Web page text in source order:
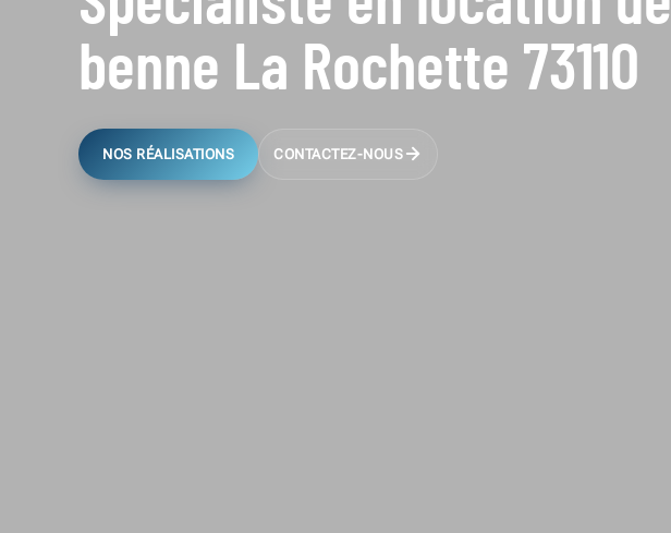
benne La Rochette 73110
NOS RÉALISATIONS CONTACTEZ-NOUS